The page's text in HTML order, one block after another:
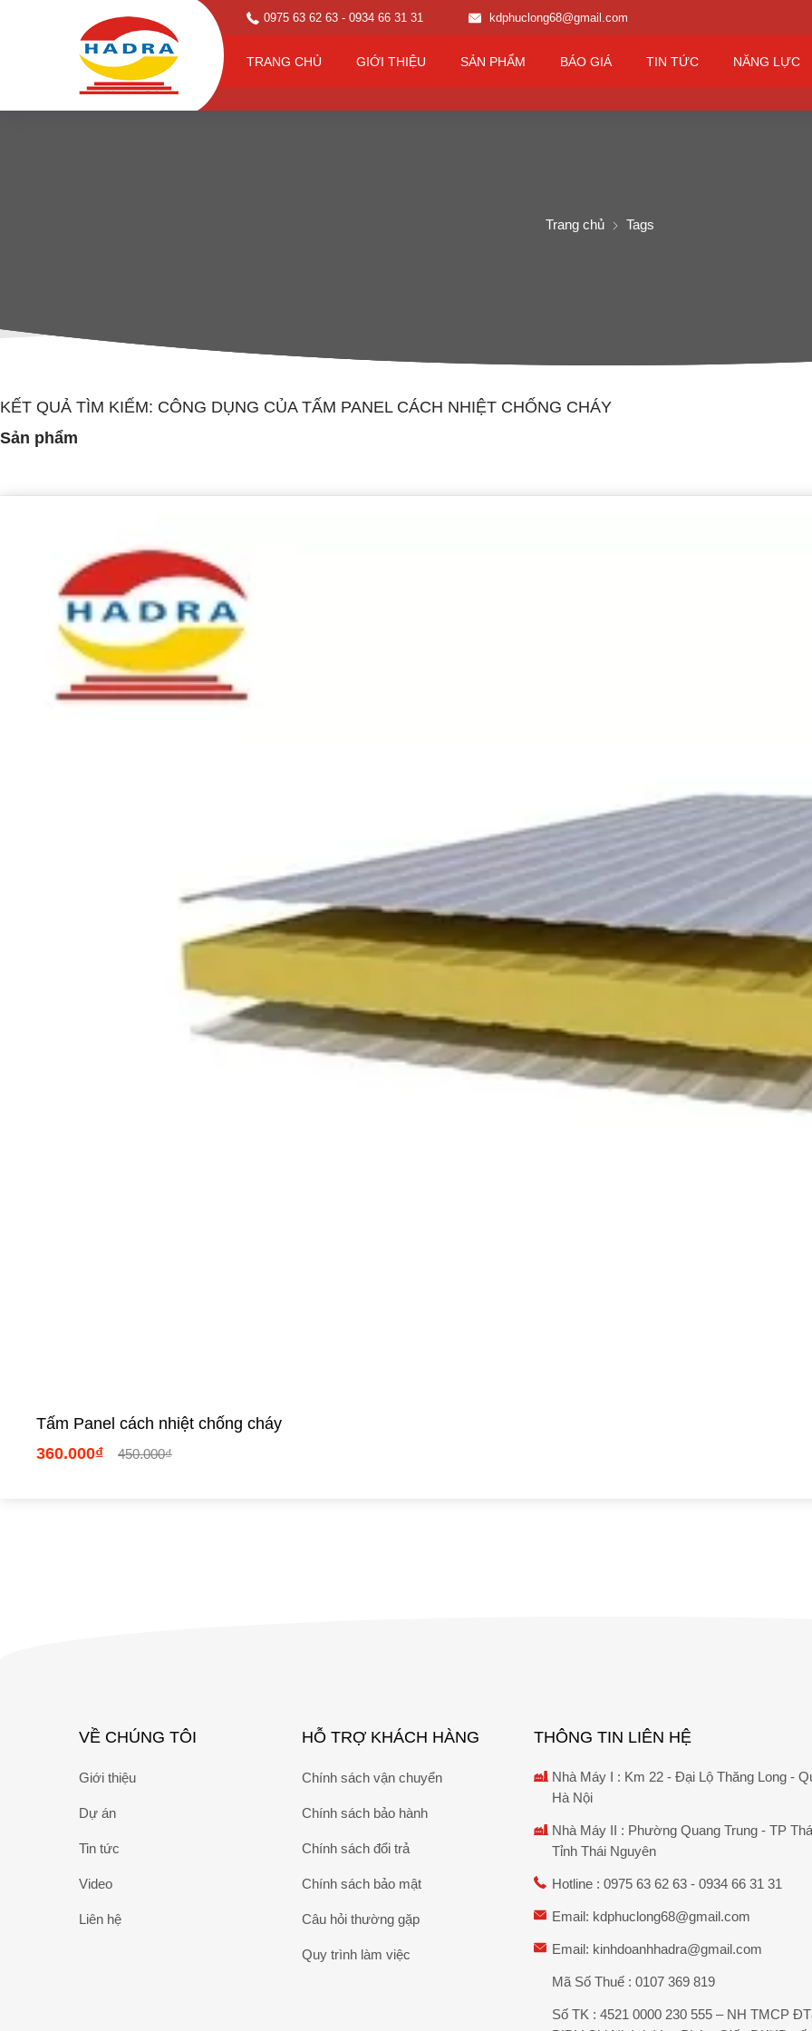
0975 63 62 63 - 0934 66 31 31 kdphuclong68@gmail.com
TRANG CHỦ GIỚI THIỆU SẢN PHẨM BÁO GIÁ TIN TỨC NĂNG LỰC
Trang chủ Tags
KẾT QUẢ TÌM KIẾM: CÔNG DỤNG CỦA TẤM PANEL CÁCH NHIỆT CHỐNG CHÁY
Sản phẩm
Tấm Panel cách nhiệt chống cháy
360.000₫
450.000₫
THÔNG TIN LIÊN HỆ
Nhà Máy I : Km 22 - Đại Lộ Thăng Long -
Hà Nội
Nhà Máy II : Phường Quang Trung - TP
Tỉnh Thái Nguyên
Hotline :0975 63 62 63 - 0934 66 31 31
Email: kdphuclong68@gmail.com
Email: kinhdoanhhadra@gmail.com
Mã Số Thuế : 0107 369 819
Số TK : 4521 0000 230 555 – NH TMCP
VỀ CHÚNG TÔI
Giới thiệu
Dự án
Tin tức
Video
Liên hệ
HỖ TRỢ KHÁCH HÀNG
Chính sách vận chuyển
Chính sách bảo hành
Chính sách đổi trả
Chính sách bảo mật
Câu hỏi thường gặp
Quy trình làm việc